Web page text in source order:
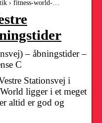
› fitness-world-…
– åbningstider –
C
Stationsvej i
ligger i et meget
altid er god og